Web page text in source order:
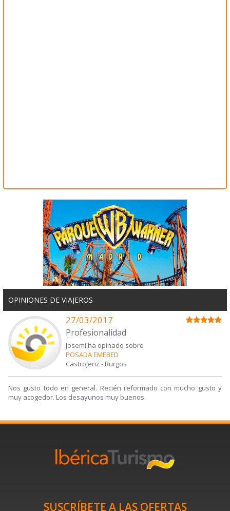
OPINIONES DE VIAJEROS
27/03/2017
Profesionalidad
Josemi ha opinado sobre
POSADA EMEBED
Castrojeriz - Burgos
Nos gusto todo en general. Recién reformado con mucho gusto y
muy acogedor. Los desayunos muy buenos.
SUSCRÍBETE A LAS OFERTAS